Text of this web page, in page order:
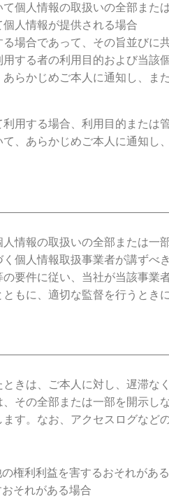
個人情報の取扱いの全部また
人情報が提供される場合
場合であって、その旨並びに
する者の利用目的および当該
らかじめご本人に通知し、ま
用する場合、利用目的または
、あらかじめご本人に通知し
情報の取扱いの全部または一
個人情報取扱事業者が講ずべ
要件に従い、当社が当該事業
もに、適切な監督を行うとき
きは、ご本人に対し、遅滞な
その全部または一部を開示し
す。なお、アクセスログなど
権利利益を害するおそれがあ
それがある場合